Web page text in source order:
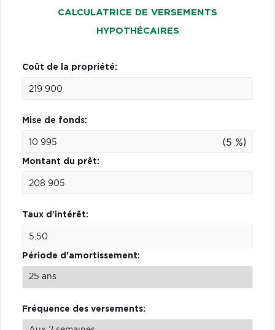
CALCULATRICE DE VERSEMENTS
HYPOTHÉCAIRES
Coût de la propriété:
Mise de fonds:
(5 %)
Montant du prêt:
Taux d'intérêt:
Période d'amortissement:
Fréquence des versements: